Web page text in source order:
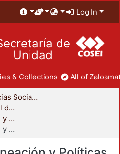
Log In
de
Unidad
& Collections All of
División de Ciencias Sociales y Humanidades
Coordinación Divisional de Posgrado
Maestría en Planeación y Políticas Metropolitanas
Maestría en Planeación y Políticas Metropolitanas